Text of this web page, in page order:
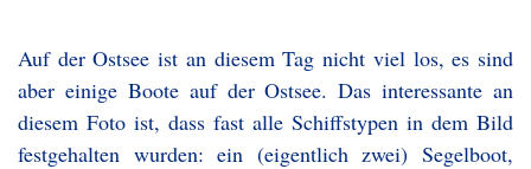
Auf der Ostsee ist an diesem Tag nicht viel los, es sind
aber einige Boote auf der Ostsee. Das interessante an
diesem Foto ist, dass fast alle Schiffstypen in dem Bild
festgehalten wurden: ein (eigentlich zwei) Segelboot,